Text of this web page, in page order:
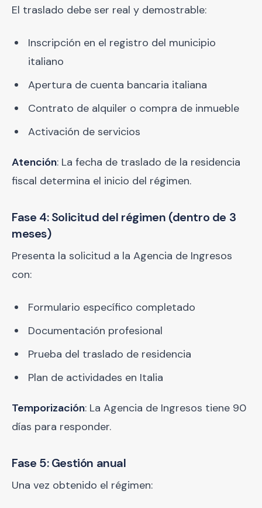
El traslado debe ser real y demostrable:
Inscripción en el registro del municipio
italiano
Apertura de cuenta bancaria italiana
Contrato de alquiler o compra de inmueble
Activación de servicios
Atención: La fecha de traslado de la residencia
fiscal determina el inicio del régimen.
Fase 4: Solicitud del régimen (dentro de 3
meses)
Presenta la solicitud a la Agencia de Ingresos
con:
Formulario específico completado
Documentación profesional
Prueba del traslado de residencia
Plan de actividades en Italia
Temporización: La Agencia de Ingresos tiene 90
días para responder.
Fase 5: Gestión anual
Una vez obtenido el régimen: